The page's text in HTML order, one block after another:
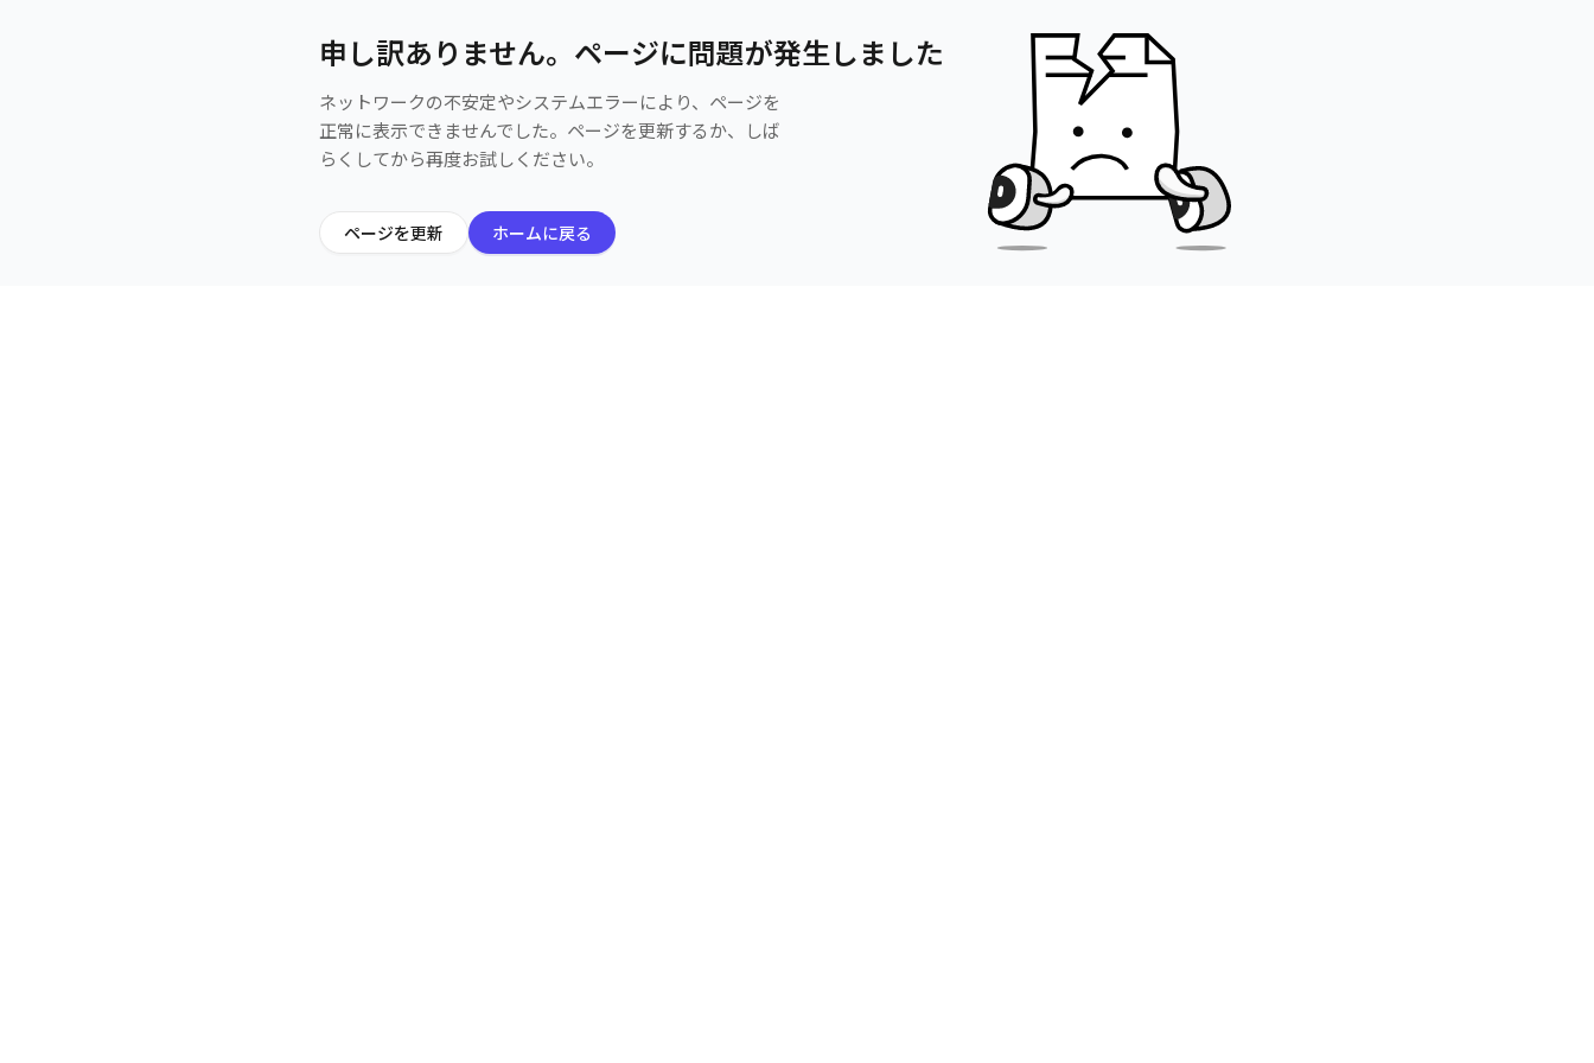
申し訳ありません。ページに問題が発生しました
ネットワークの不安定やシステムエラーにより、ページを
正常に表示できませんでした。ページを更新するか、しば
らくしてから再度お試しください。
ページを更新 ホームに戻る